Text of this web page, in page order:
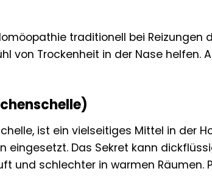
traditionell bei Reizungen
von Trockenheit in der Nase helfen.
ist ein vielseitiges Mittel in der
Das Sekret kann
und schlechter in warmen